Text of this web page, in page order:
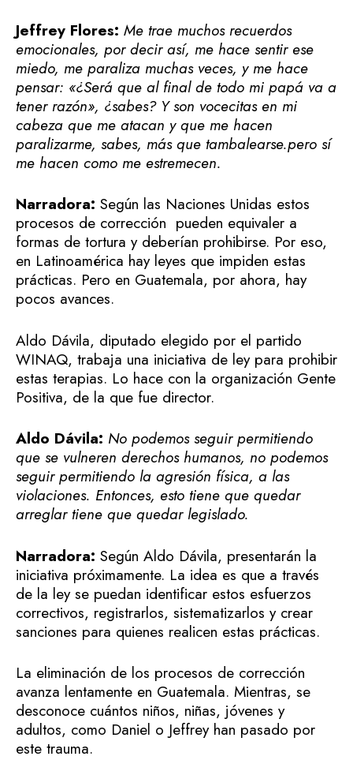
Jeffrey Flores: Me trae muchos recuerdos
emocionales, por decir así, me hace sentir ese
miedo, me paraliza muchas veces, y me hace
pensar: «¿Será que al final de todo mi papá va a
tener razón», ¿sabes? Y son vocecitas en mi
cabeza que me atacan y que me hacen
paralizarme, sabes, más que tambalearse.pero sí
me hacen como me estremecen.
Narradora: Según las Naciones Unidas estos
procesos de corrección pueden equivaler a
formas de tortura y deberían prohibirse. Por eso,
en Latinoamérica hay leyes que impiden estas
prácticas. Pero en Guatemala, por ahora, hay
pocos avances.
Aldo Dávila, diputado elegido por el partido
WINAQ, trabaja una iniciativa de ley para prohibir
estas terapias. Lo hace con la organización Gente
Positiva, de la que fue director.
Aldo Dávila: No podemos seguir permitiendo
que se vulneren derechos humanos, no podemos
seguir permitiendo la agresión física, a las
violaciones. Entonces, esto tiene que quedar
arreglar tiene que quedar legislado.
Narradora: Según Aldo Dávila, presentarán la
iniciativa próximamente. La idea es que a través
de la ley se puedan identificar estos esfuerzos
correctivos, registrarlos, sistematizarlos y crear
sanciones para quienes realicen estas prácticas.
La eliminación de los procesos de corrección
avanza lentamente en Guatemala. Mientras, se
desconoce cuántos niños, niñas, jóvenes y
adultos, como Daniel o Jeffrey han pasado por
este trauma.